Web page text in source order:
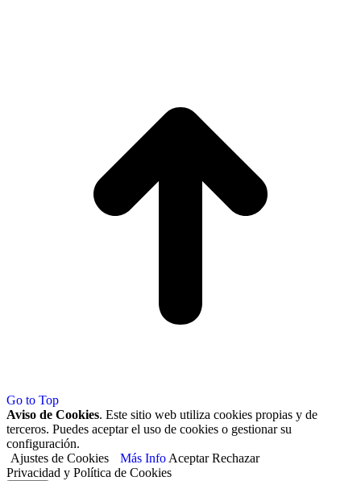
Go to Top
Aviso de Cookies. Este sitio web utiliza cookies propias y de
terceros. Puedes aceptar el uso de cookies o gestionar su
configuración.
Ajustes de Cookies
Más Info Aceptar Rechazar
Privacidad y Política de Cookies